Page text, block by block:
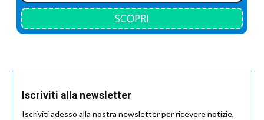
SCOPRI
Iscriviti alla newsletter
Iscriviti adesso alla nostra newsletter per ricevere notizie,